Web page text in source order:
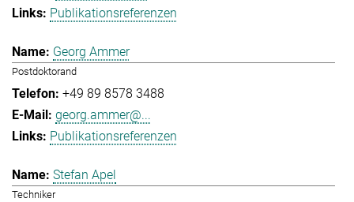
Publikationsreferenzen
Georg Ammer
Postdoktorand
+49 89 8578 3488
georg.ammer@...
Publikationsreferenzen
Stefan Apel
Techniker